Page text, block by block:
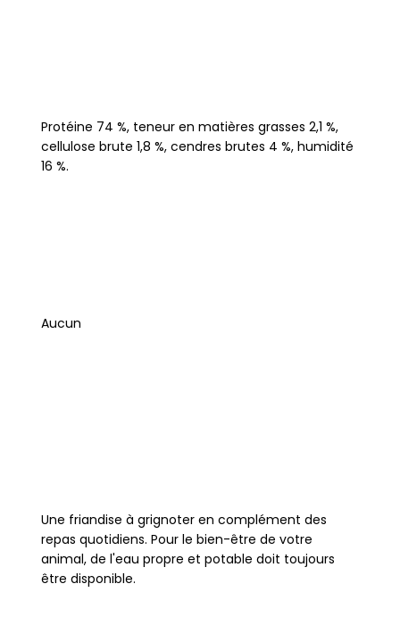
Protéine 74 %, teneur en matières grasses 2,1 %,
cellulose brute 1,8 %, cendres brutes 4 %, humidité
16 %.
Aucun
Une friandise à grignoter en complément des
repas quotidiens. Pour le bien-être de votre
animal, de l'eau propre et potable doit toujours
être disponible.